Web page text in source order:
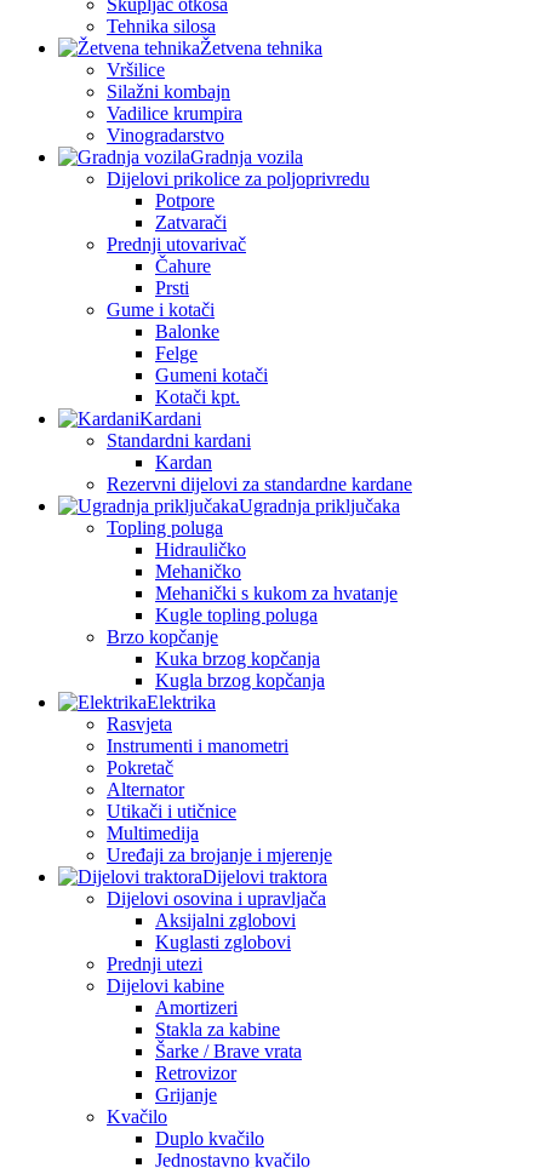
Tehnika silosa
Žetvena tehnika
Vršilice
Silažni kombajn
Vadilice krumpira
Vinogradarstvo
Gradnja vozila
Dijelovi prikolice za poljoprivredu
Potpore
Zatvarači
Prednji utovarivač
Čahure
Prsti
Gume i kotači
Balonke
Felge
Gumeni kotači
Kotači kpt.
Kardani
Standardni kardani
Kardan
Rezervni dijelovi za standardne kardane
Ugradnja priključaka
Topling poluga
Hidrauličko
Mehaničko
Mehanički s kukom za hvatanje
Kugle topling poluga
Brzo kopčanje
Kuka brzog kopčanja
Kugla brzog kopčanja
Elektrika
Rasvjeta
Instrumenti i manometri
Pokretač
Alternator
Utikači i utičnice
Multimedija
Uređaji za brojanje i mjerenje
Dijelovi traktora
Dijelovi osovina i upravljača
Aksijalni zglobovi
Kuglasti zglobovi
Prednji utezi
Dijelovi kabine
Amortizeri
Stakla za kabine
Šarke / Brave vrata
Retrovizor
Grijanje
Kvačilo
Duplo kvačilo
Jednostavno kvačilo